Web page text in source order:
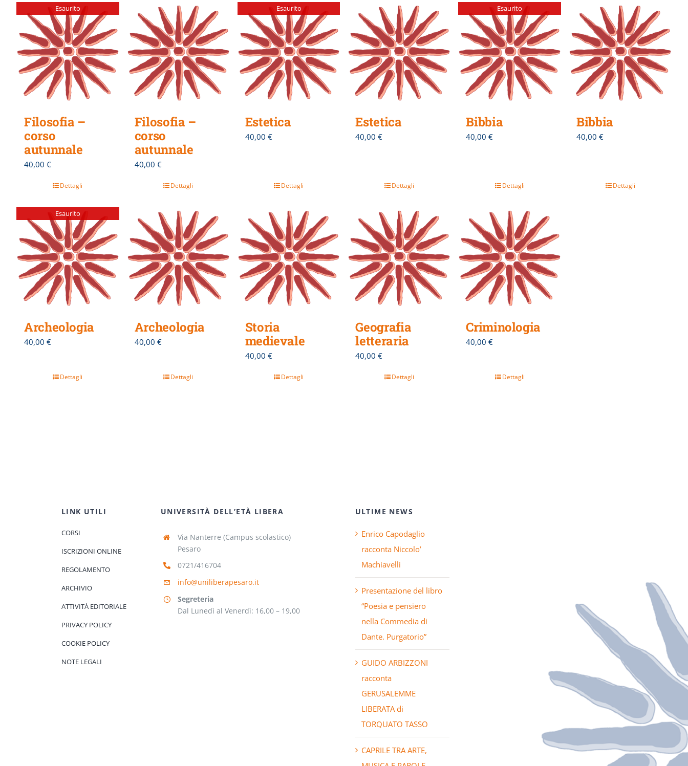
Esaurito
Filosofia –
corso
autunnale
40,00 €
Dettagli
Filosofia –
corso
autunnale
40,00 €
Dettagli
Esaurito
Estetica
40,00 €
Dettagli
Estetica
40,00€
Dettagli
Esaurito
Bibbia
40,00€
Dettagli
Bibbia
40,00€
Dettagli
Esaurito
Archeologia
40,00 €
Dettagli
Archeologia
40,00 €
Dettagli
Storia
medievale
40,00 €
Dettagli
Geografia
letteraria
40,00€
Dettagli
Criminologia
40,00€
Dettagli
LINK UTILI
CORSI
ISCRIZIONI ONLINE
REGOLAMENTO
ARCHIVIO
ATTIVITÀ EDITORIALE
PRIVACY POLICY
COOKIE POLICY
NOTE LEGALI
UNIVERSITÀ DELL’ETÀ LIBERA
Via Nanterre (Campus scolastico)
Pesaro
0721/416704
info@uniliberapesaro.it
Segreteria
Dal Lunedì al Venerdì: 16,00 – 19,00
ULTIME NEWS
Enrico Capodaglio
racconta Niccolo’
Machiavelli
Presentazione del libro
“Poesia e pensiero
nella Commedia di
Dante. Purgatorio”
GUIDO ARBIZZONI
racconta
GERUSALEMME
LIBERATA di
TORQUATO TASSO
CAPRILE TRA ARTE,